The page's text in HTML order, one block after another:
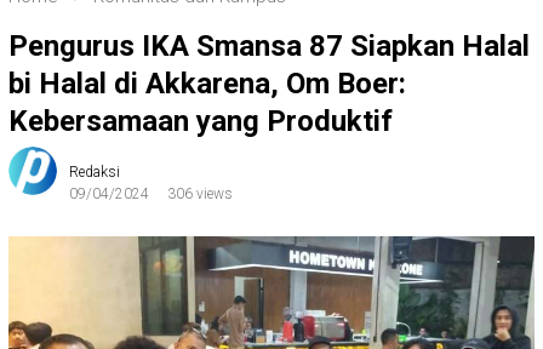
Pengurus IKA Smansa 87 Siapkan Halal
bi Halal di Akkarena, Om Boer:
Kebersamaan yang Produktif
Redaksi
09/04/2024
306 views